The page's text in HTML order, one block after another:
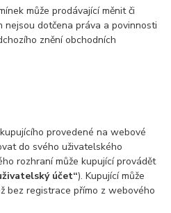
může prodávající měnit či
dotčena práva a povinnosti
znění obchodních
provedené na webové
do svého uživatelského
rozhraní může kupující provádět
účet“). Kupující může
bez registrace přímo z webového